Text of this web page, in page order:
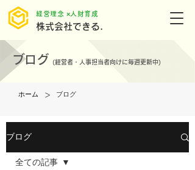
株式会社できる.
​経営理念 ×人財育成
ブログ (経営者・人事担当者向けに毎週更新中)
ホーム > ブログ
ブログ
全ての記事